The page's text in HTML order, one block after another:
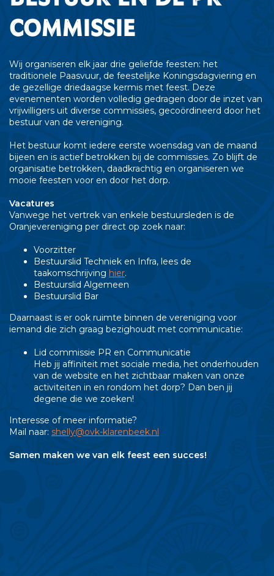
commissie
Wij organiseren elk jaar drie geliefde feesten: het
traditionele Paasvuur, de feestelijke Koningsdagviering en
de gezellige driedaagse kermis met feest. Deze
evenementen worden volledig gedragen door de inzet van
vrijwilligers uit diverse commissies, gecoördineerd door het
bestuur van de vereniging.
Het bestuur komt iedere eerste woensdag van de maand
bijeen en is actief betrokken bij de commissies. Zo blijft de
organisatie betrokken, daadkrachtig en organiseren we
mooie feesten voor en door het dorp.
Vacatures
Vanwege het vertrek van enkele bestuursleden is de
Oranjevereniging per direct op zoek naar:
Voorzitter
Bestuurslid Techniek en Infra, lees de
taakomschrijving hier.
Bestuurslid Algemeen
Bestuurslid Bar
Daarnaast is er ook ruimte binnen de vereniging voor
iemand die zich graag bezighoudt met communicatie:
Lid commissie PR en Communicatie
Heb jij affiniteit met sociale media, het onderhouden
van de website en het zichtbaar maken van onze
activiteiten in en rondom het dorp? Dan ben jij
degene die we zoeken!
Interesse of meer informatie?
Mail naar: shelly@ovk-klarenbeek.nl
Samen maken we van elk feest een succes!